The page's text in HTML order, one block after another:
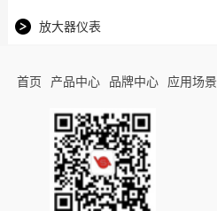
放大器仪表
首页 产品中心 品牌中心 应用场景